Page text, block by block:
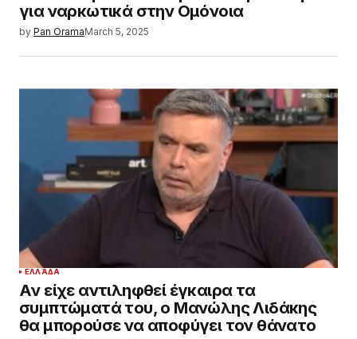
για ναρκωτικά στην Ομόνοια
by Pan OramaMarch 5, 2025
ΕΛΛΆΔΑ
Aν είχε αντιληφθεί έγκαιρα τα
συμπτώματά του, ο Μανώλης Λιδάκης
θα μπορούσε να αποφύγει τον θάνατο